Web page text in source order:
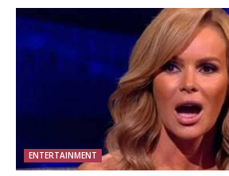
ENTERTAINMENT